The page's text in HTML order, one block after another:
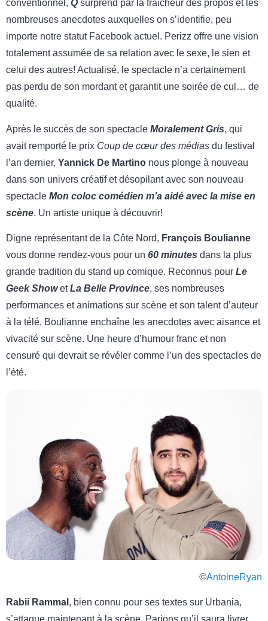
conventionnel, Qsurprend par la fraîcheur des propos et les
nombreuses anecdotes auxquelles on s’identifie, peu
importe notre statut Facebook actuel. Perizz offre une vision
totalement assumée de sa relation avec le sexe, le sien et
celui des autres! Actualisé, le spectacle n’a certainement
pas perdu de son mordant et garantit une soirée de cul… de
qualité.
Après le succès de son spectacle Moralement Gris, qui
avait remporté le prix Coup de cœur des médias du festival
l’an dernier, Yannick De Martino nous plonge à nouveau
dans son univers créatif et désopilant avec son nouveau
spectacle Mon coloc comédien m’a aidé avec la mise en
scène. Un artiste unique à découvrir!
Digne représentant de la Côte Nord, François Boulianne
vous donne rendez-vous pour un 60 minutes dans la plus
grande tradition du stand up comique. Reconnus pour Le
Geek ShowetLa Belle Province, ses nombreuses
performances et animations sur scène et son talent d’auteur
à la télé, Boulianne enchaîne les anecdotes avec aisance et
vivacité sur scène. Une heure d’humour franc et non
censuré qui devrait se révéler comme l’un des spectacles de
l’été.
©AntoineRyan
Rabii Rammal , bien connu pour ses textes sur Urbania,
s’attaque maintenant à la scène. Parions qu’il saura livrer